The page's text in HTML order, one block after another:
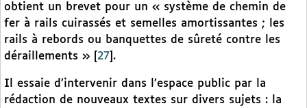
obtient un brevet pour un « système de chemin de
fer à rails cuirassés et semelles amortissantes ; les
rails à rebords ou banquettes de sûreté contre les
déraillements »
27 .
Il essaie d’intervenir dans l’espace public par la
rédaction de nouveaux textes sur divers sujets : la